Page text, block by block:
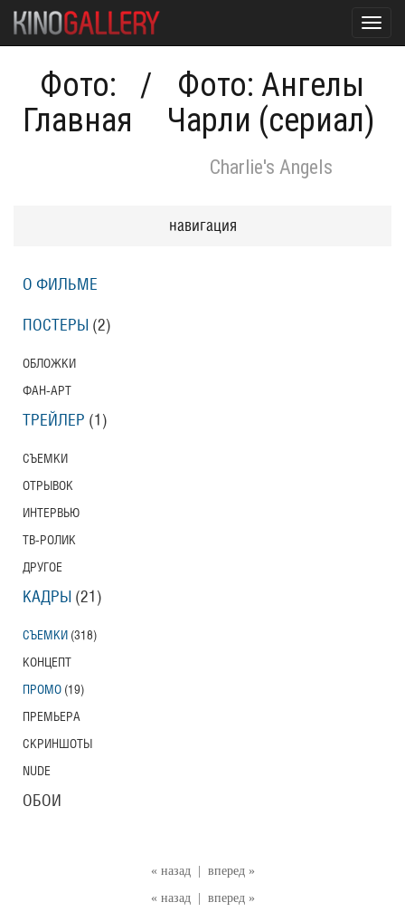
Фото:
Главная
/
Фото: Ангелы
Чарли (сериал)
Charlie's Angels
« назад
вперед »
« назад
вперед »
навигация
О ФИЛЬМЕ
ПОСТЕРЫ (2)
ОБЛОЖКИ
ФАН-АРТ
ТРЕЙЛЕР (1)
СЪЕМКИ
ОТРЫВОК
ИНТЕРВЬЮ
ТВ-РОЛИК
ДРУГОЕ
КАДРЫ (21)
СЪЕМКИ (318)
КОНЦЕПТ
ПРОМО (19)
ПРЕМЬЕРА
СКРИНШОТЫ
NUDE
ОБОИ